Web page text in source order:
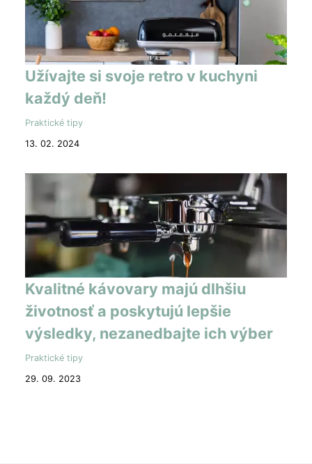
Užívajte si svoje retro v kuchyni
každý deň!
Praktické tipy
13. 02. 2024
Kvalitné kávovary majú dlhšiu
životnosť a poskytujú lepšie
výsledky, nezanedbajte ich výber
Praktické tipy
29. 09. 2023